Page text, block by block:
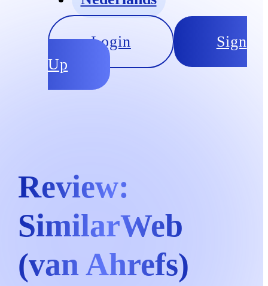
Login
Sign
Up
Review:
SimilarWeb
(van Ahrefs)